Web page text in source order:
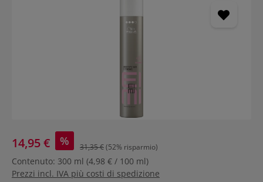
14,95 € % 31,35 €(52% risparmio)
Contenuto: 300 ml (4,98 € / 100 ml)
Prezzi incl. IVA più costi di spedizione